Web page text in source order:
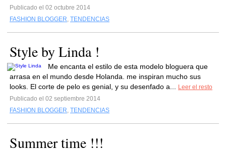
Publicado el 02 octubre 2014
FASHION BLOGGER, TENDENCIAS
Style by Linda !
Me encanta el estilo de esta modelo bloguera que
arrasa en el mundo desde Holanda. me inspiran mucho sus
looks. El corte de pelo es genial, y su desenfado a...
Leer el resto
Publicado el 02 septiembre 2014
FASHION BLOGGER, TENDENCIAS
Summer time !!!